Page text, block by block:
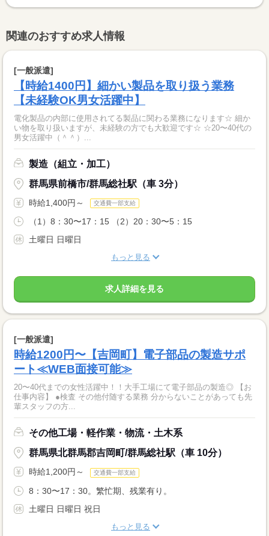
関連のおすすめ求人情報
[一般派遣]
【時給1400円】細かい製品を取り扱う業務
【未経験OK男女活躍中】
電化製品の内部に使用されてる製品に関わる業務になります☆ 細か
い物を取り扱いますが、未経験の方でも大歓迎です☆ ☆20〜40代の
男女活躍中（＾＾）...
製造（組立・加工）
群馬県前橋市/群馬総社駅（車 3分）
時給1,400円～ 交通費一部支給
（1）8：30〜17：15 （2）20：30〜5：15
土曜日 日曜日
もっと見る
求人詳細を見る
[一般派遣]
時給1200円〜【吉岡町】電子部品の製造サポ
ート≪WEB面接可能≫
20〜40代までの女性活躍中！！大手工場にて電子部品の製造◎ 【お
仕事内容】 ●検査 その他付随する業務 分からないことがあっても先
輩スタッフの方...
その他工場・軽作業・物流・土木系
群馬県北群馬郡吉岡町/群馬総社駅（車 10分）
時給1,200円～ 交通費一部支給
8：30〜17：30。繁忙期、残業有り。
土曜日 日曜日 祝日
もっと見る